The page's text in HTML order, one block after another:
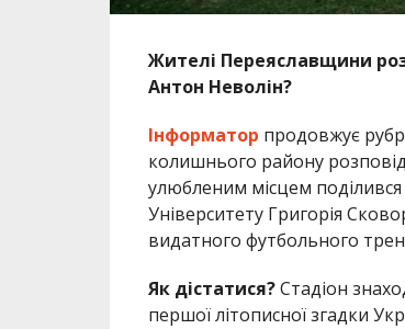
Жителі Переяславщини
Антон Неволін?
Інформатор продовжує
колишнього району
улюбленим місцем поділився
Університету Григорія
видатного футбольного
Як дістатися?Стадіон
першої літописної згадки